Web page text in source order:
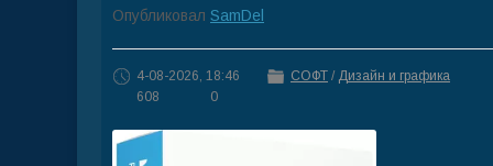
Опубликовал SamDel
4-08-2026, 18:46 СОФТ / Дизайн и графика
608
0